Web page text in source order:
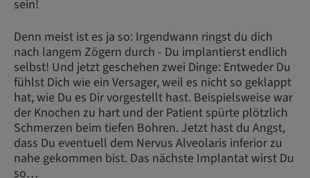
sein!
Denn meist ist es ja so: Irgendwann ringst du dich
nach langem Zögern durch - Du implantierst endlich
selbst! Und jetzt geschehen zwei Dinge: Entweder Du
fühlst Dich wie ein Versager, weil es nicht so geklappt
hat, wie Du es Dir vorgestellt hast. Beispielsweise war
der Knochen zu hart und der Patient spürte plötzlich
Schmerzen beim tiefen Bohren. Jetzt hast du Angst,
dass Du eventuell dem Nervus Alveolaris inferior zu
nahe gekommen bist. Das nächste Implantat wirst Du
so…